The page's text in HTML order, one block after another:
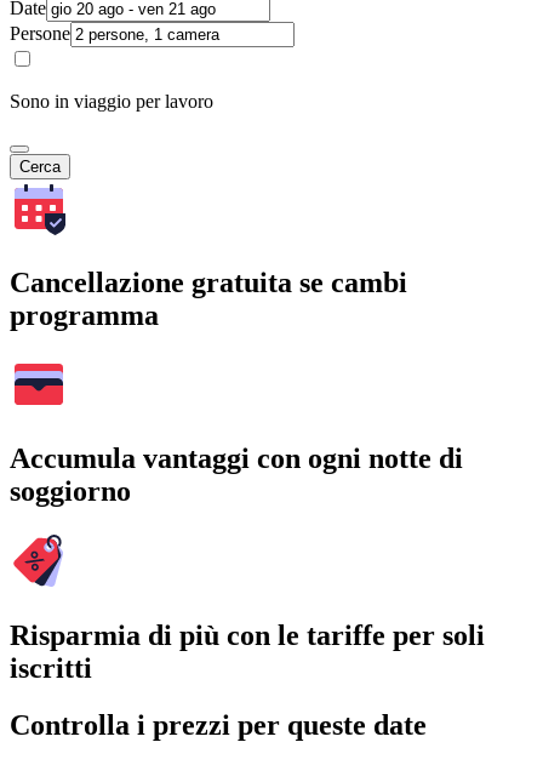
Date
Persone
Sono in viaggio per lavoro
Cerca
Cancellazione gratuita se cambi
programma
Accumula vantaggi con ogni notte di
soggiorno
Risparmia di più con le tariffe per soli
iscritti
Controlla i prezzi per queste date